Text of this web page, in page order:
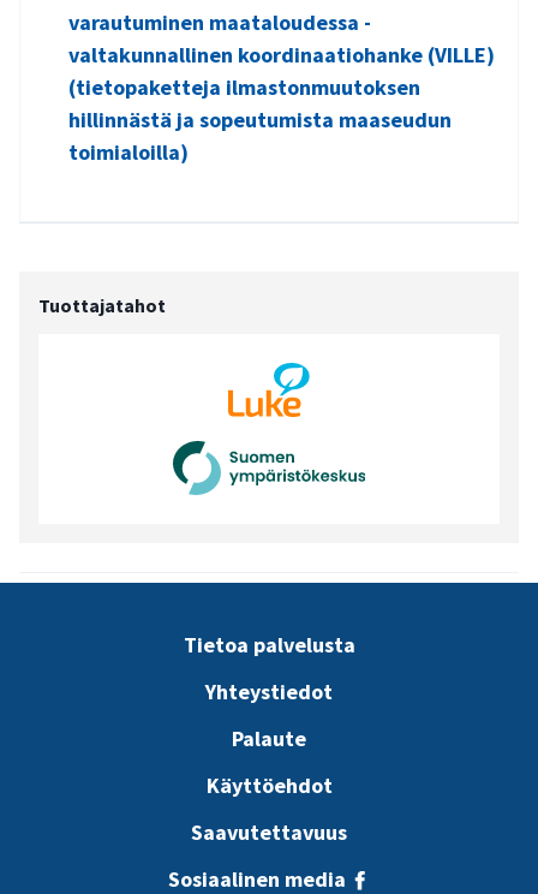
varautuminen maataloudessa -
valtakunnallinen koordinaatiohanke (VILLE)
(tietopaketteja ilmastonmuutoksen
hillinnästä ja sopeutumista maaseudun
toimialoilla)
Tuottajatahot
Tietoa palvelusta
Yhteystiedot
Palaute
Käyttöehdot
Saavutettavuus
Sosiaalinen media